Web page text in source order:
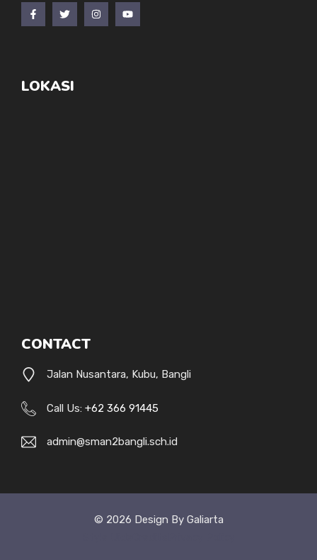
LOKASI
CONTACT
Jalan Nusantara, Kubu, Bangli
Call Us: +62 366 91445
admin@sman2bangli.sch.id
© 2026 Design By Galiarta